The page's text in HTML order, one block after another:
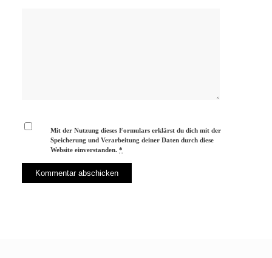
Mit der Nutzung dieses Formulars erklärst du dich mit der
Speicherung und Verarbeitung deiner Daten durch diese
Website einverstanden.*